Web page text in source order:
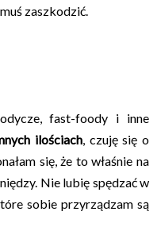
zaszkodzić.
fast-foody i inne
ilościach, czuję się o
się, że to właśnie na
Nie lubię spędzać w
sobie przyrządzam są